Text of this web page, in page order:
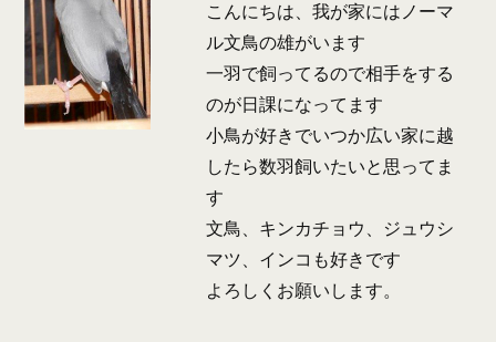
こんにちは、我が家にはノーマ
ル文鳥の雄がいます
一羽で飼ってるので相手をする
のが日課になってます
小鳥が好きでいつか広い家に越
したら数羽飼いたいと思ってま
す
文鳥、キンカチョウ、ジュウシ
マツ、インコも好きです
よろしくお願いします。